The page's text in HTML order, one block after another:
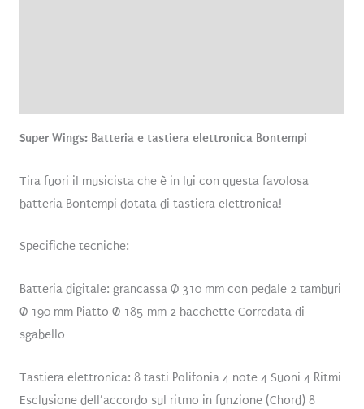
Super Wings: Batteria e tastiera elettronica Bontempi
Tira fuori il musicista che è in lui con questa favolosa
batteria Bontempi dotata di tastiera elettronica!
Specifiche tecniche:
Batteria digitale: grancassa Ø 310 mm con pedale 2 tamburi
Ø 190 mm Piatto Ø 185 mm 2 bacchette Corredata di
sgabello
Tastiera elettronica: 8 tasti Polifonia 4 note 4 Suoni 4 Ritmi
Esclusione dell’accordo sul ritmo in funzione (Chord) 8